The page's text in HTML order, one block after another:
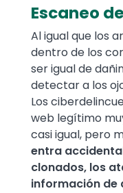
Escaneo
Al igual que los
dentro de los
ser igual de
detectar a los
Los
web legítimo
casi igual, pero
entra
clonados, los
información de